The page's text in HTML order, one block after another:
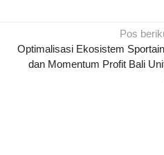
Pos
Optimalisasi Ekosistem
dan Momentum Profit Bali